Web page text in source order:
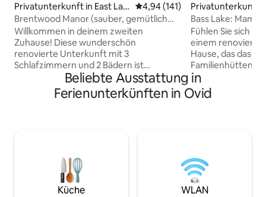
Privatunterkunft in East Lan
sing
Durchschnittliche Bewertung:
4,94 (141)
Brentwood Manor (sauber, gemütlich
und friedlich)
Willkommen in deinem zweiten
Zuhause! Diese wunderschön
renovierte Unterkunft mit 3
Schlafzimmern und 2 Bädern ist
blitzsauber, stilvoll und auf Komfort
ausgelegt. Eingebettet in eine ruhige
Gegend, nur wenige Minuten von der
ob du geschäftlich hier bist, einen
Wochenendurlaub machst oder Zeit mit
der Familie verbringst, dieses Haus
bietet alles, was du für einen
Privatunterkunft
rg
Bass Lake:
Fühlen Sie sich
einem
Hause, das das
sauberen,
Das Hotel liegt
Acre großen Bass
Jagdrevier nur
entfernt ist. Das
Mischung aus
und modernen
Beliebte Ausstattung in
Ferienunterkünften in Ovid
Küche WLAN